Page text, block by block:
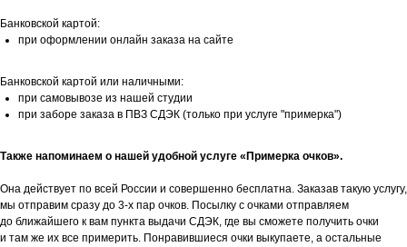
Банковской картой:
при оформлении онлайн заказа на сайте
Банковской картой или наличными:
при самовывозе из нашей студии
при заборе заказа в ПВЗ СДЭК (только при услуге "примерка")
Также напоминаем о нашей удобной услуге «Примерка очков».
Она действует по всей России и совершенно бесплатна. Заказав такую услугу,
мы отправим сразу до 3-х пар очков. Посылку с очками отправляем
до ближайшего к вам пункта выдачи СДЭК, где вы сможете получить очки
и там же их все примерить. Понравившиеся очки выкупаете, а остальные